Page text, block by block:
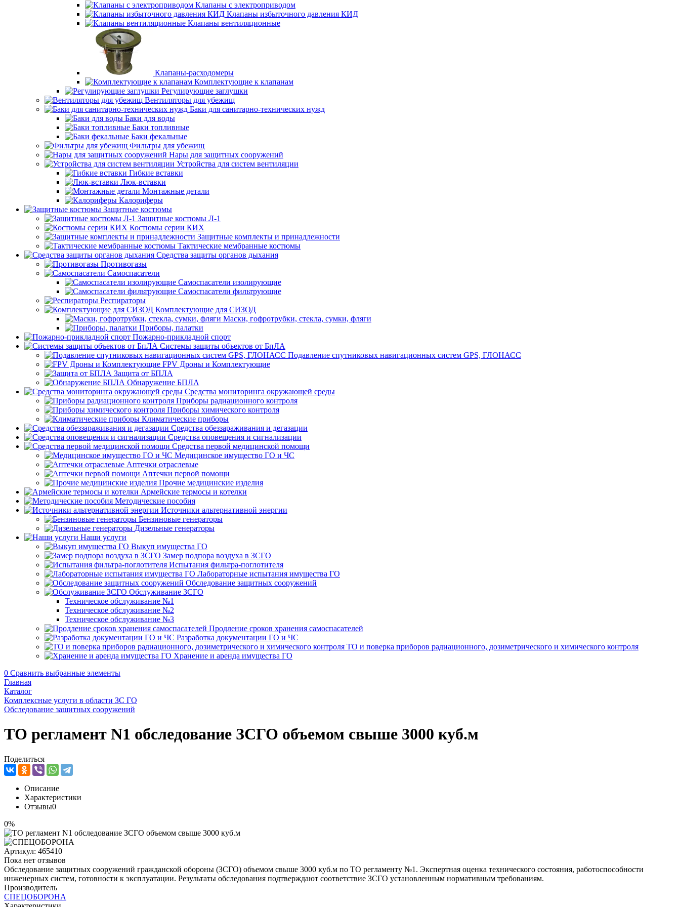
Клапаны с электроприводом
Клапаны избыточного давления КИД
Клапаны вентиляционные
Клапаны-расходомеры
Комплектующие к клапанам
Регулирующие заглушки
Вентиляторы для убежищ
Баки для санитарно-технических нужд
Баки для воды
Баки топливные
Баки фекальные
Фильтры для убежищ
Нары для защитных сооружений
Устройства для систем вентиляции
Гибкие вставки
Люк-вставки
Монтажные детали
Калориферы
Защитные костюмы
Защитные костюмы Л-1
Костюмы серии КИХ
Защитные комплекты и принадлежности
Тактические мембранные костюмы
Средства защиты органов дыхания
Противогазы
Самоспасатели
Самоспасатели изолирующие
Самоспасатели фильтрующие
Респираторы
Комплектующие для СИЗОД
Маски, гофротрубки, стекла, сумки, фляги
Приборы, палатки
Пожарно-прикладной спорт
Системы защиты объектов от БпЛА
Подавление спутниковых навигационных систем GPS, ГЛОНАСС
FPV Дроны и Комплектующие
Защита от БПЛА
Обнаружение БПЛА
Средства мониторинга окружающей среды
Приборы радиационного контроля
Приборы химического контроля
Климатические приборы
Средства обеззараживания и дегазации
Средства оповещения и сигнализации
Средства первой медицинской помощи
Медицинское имущество ГО и ЧС
Аптечки отраслевые
Аптечки первой помощи
Прочие медицинские изделия
Армейские термосы и котелки
Методические пособия
Источники альтернативной энергии
Бензиновые генераторы
Дизельные генераторы
Наши услуги
Выкуп имущества ГО
Замер подпора воздуха в ЗСГО
Испытания фильтра-поглотителя
Лабораторные испытания имущества ГО
Обследование защитных сооружений
Обслуживание ЗСГО
Техническое обслуживание №1
Техническое обслуживание №2
Техническое обслуживание №3
Продление сроков хранения самоспасателей
Разработка документации ГО и ЧС
ТО и поверка приборов радиационного, дозиметрического и химического контроля
Хранение и аренда имущества ГО
0 Сравнить выбранные элементы
Главная
Каталог
Комплексные услуги в области ЗС ГО
Обследование защитных сооружений
ТО регламент N1 обследование ЗСГО объемом свыше 3000 куб.м
Поделиться
Описание
Характеристики
Отзывы0
0%
Артикул: 465410
Пока нет отзывов
Обследование защитных сооружений гражданской обороны (ЗСГО) объемом свыше 3000 куб.м по ТО регламенту №1. Экспертная оценка технического состояния, работоспособности
инженерных систем, готовности к эксплуатации. Результаты обследования подтверждают соответствие ЗСГО установленным нормативным требованиям.
Производитель
СПЕЦОБОРОНА